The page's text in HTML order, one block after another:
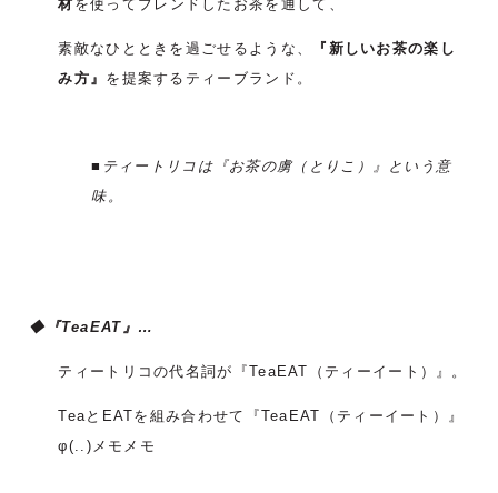
材 を使ってブレンドしたお茶を通して、
素敵なひとときを過ごせるような、
『新しいお茶の楽し
み方』 を提案するティーブランド。
■ ティートリコは『お茶の虜（とりこ）』という意
味。
◆『TeaEAT』…
ティートリコの代名詞が『TeaEAT（ティーイート）』。
TeaとEATを組み合わせて『TeaEAT（ティーイート）』
φ(..)メモメモ